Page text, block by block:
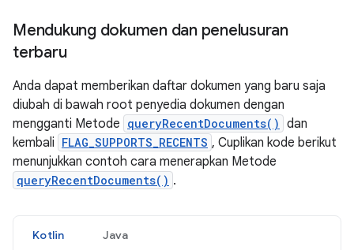
Mendukung dokumen dan penelusuran
terbaru
Anda dapat memberikan daftar dokumen yang baru saja
diubah di bawah root penyedia dokumen dengan
mengganti Metode queryRecentDocuments() dan
kembali FLAG_SUPPORTS_RECENTS , Cuplikan kode berikut
menunjukkan contoh cara menerapkan Metode
queryRecentDocuments() .
Kotlin Java